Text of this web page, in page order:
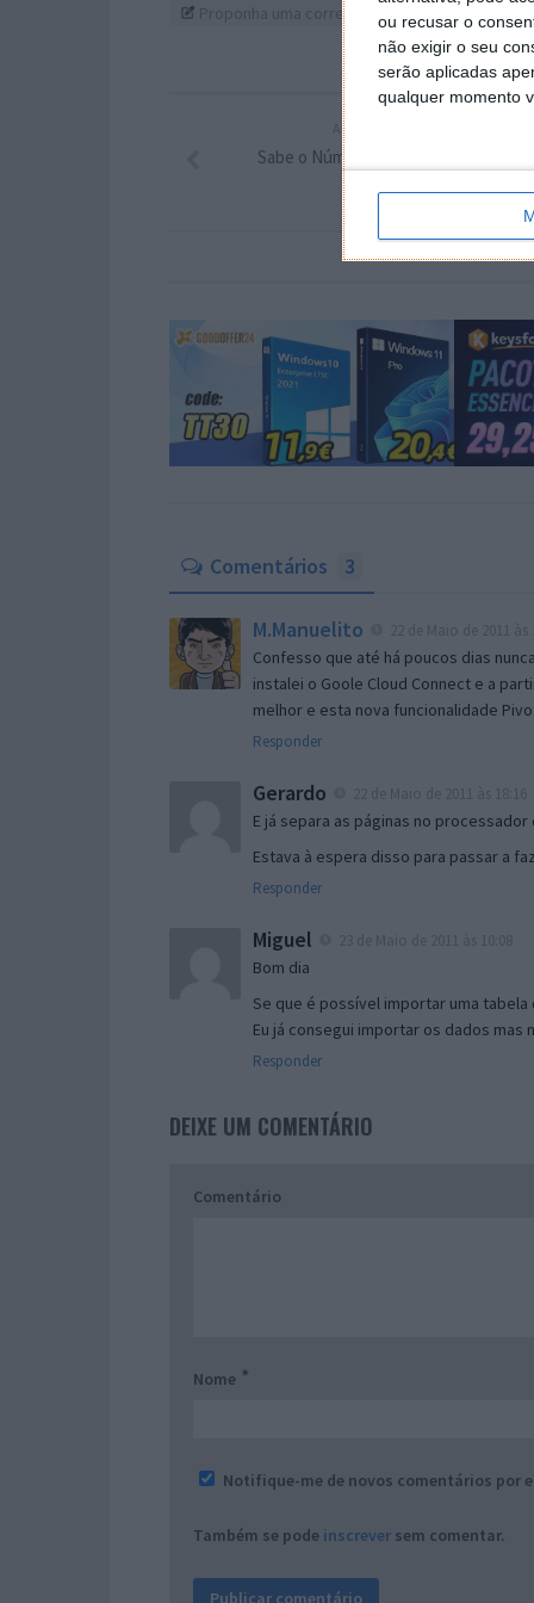
ou recusar o
não exigir o seu
serão aplicadas
qualquer momento
Proponha uma correção, faça uma sugestão
ARTIGO ANTERIOR
Sabe o Número de Série do seu Mac?
Comentários 3
M.Manuelito
Confesso que até há poucos dias
instalei o Goole Cloud Connect e a
melhor e esta nova funcionalidade
Responder
Gerardo
E já separa as páginas no
Estava à espera disso para passar a
Responder
Miguel
Bom dia
Se que é possível importar uma
Eu já consegui importar os dados
Responder
DEIXE UM COMENTÁRIO
Comentário
Nome *
Notifique-me de novos comentários por
Também se pode inscrever sem comentar.